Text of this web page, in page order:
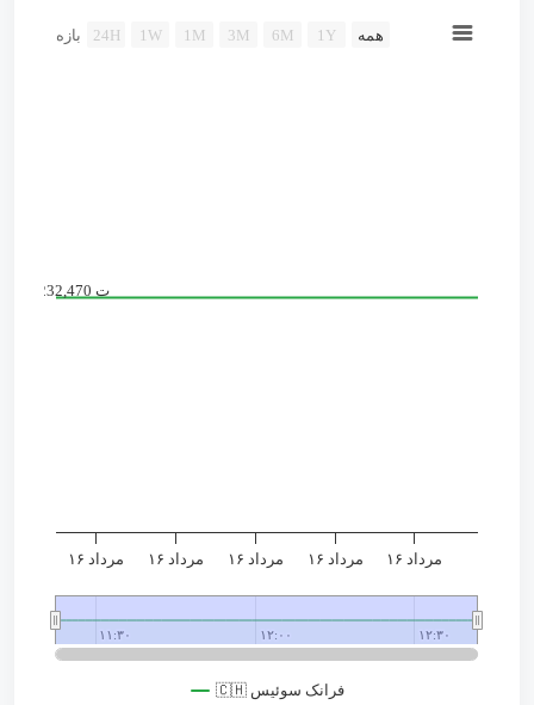
Combination chart with 2 data series.
بازه 24H 1W 1M 3M 6M 1Y همه
🇨🇭 فرانک سوئیس
مرداد ۱۶ مرداد ۱۶ مرداد ۱۶ مرداد ۱۶ مرداد ۱۶
۱۱:۳۰
۱۱:۳۰ ۱۲:۰۰
۱۲:۰۰ ۱۲:۳۰
۱۲:۳۰
232,470 ت